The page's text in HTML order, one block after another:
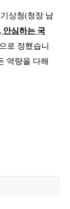
상청(청장 남
안심하는 국
으로 정했습니
역량을 다해